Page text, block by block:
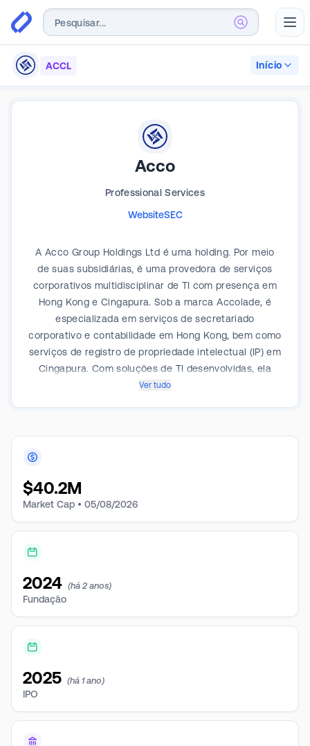
ACCL Início
Acco
Professional Services
WebsiteSEC
A Acco Group Holdings Ltd é uma holding. Por meio
de suas subsidiárias, é uma provedora de serviços
corporativos multidisciplinar de TI com presença em
Hong Kong e Cingapura. Sob a marca Accolade, é
especializada em serviços de secretariado
corporativo e contabilidade em Hong Kong, bem como
serviços de registro de propriedade intelectual (IP) em
Cingapura. Com soluções de TI desenvolvidas, ela
fornece suporte abrangente, confiável e profissional
necessidades de conformidade. Sua clientela varia de
clientes individuais, pequenas e médias empresas a
Ver tudo
$40.2M
Market Cap • 05/08/2026
2024 (há 2 anos)
Fundação
2025 (há 1 ano)
IPO